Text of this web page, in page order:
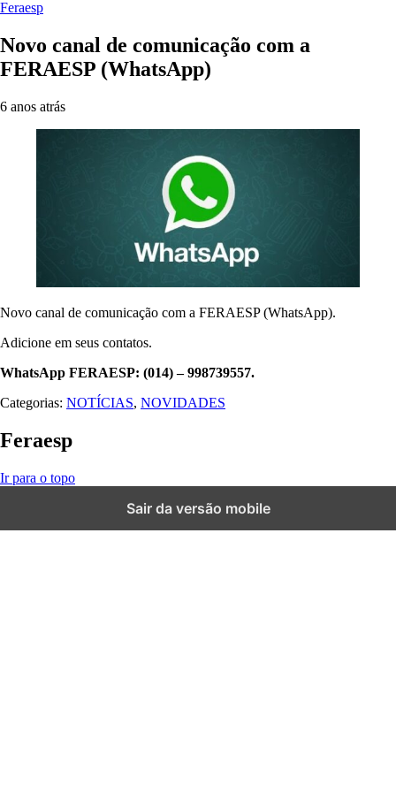
Feraesp
Novo canal de comunicação com a
FERAESP (WhatsApp)
6 anos atrás
Novo canal de comunicação com a FERAESP (WhatsApp).
Adicione em seus contatos.
WhatsApp FERAESP: (014) – 998739557.
Categorias: NOTÍCIAS, NOVIDADES
Feraesp
Ir para o topo
Sair da versão mobile